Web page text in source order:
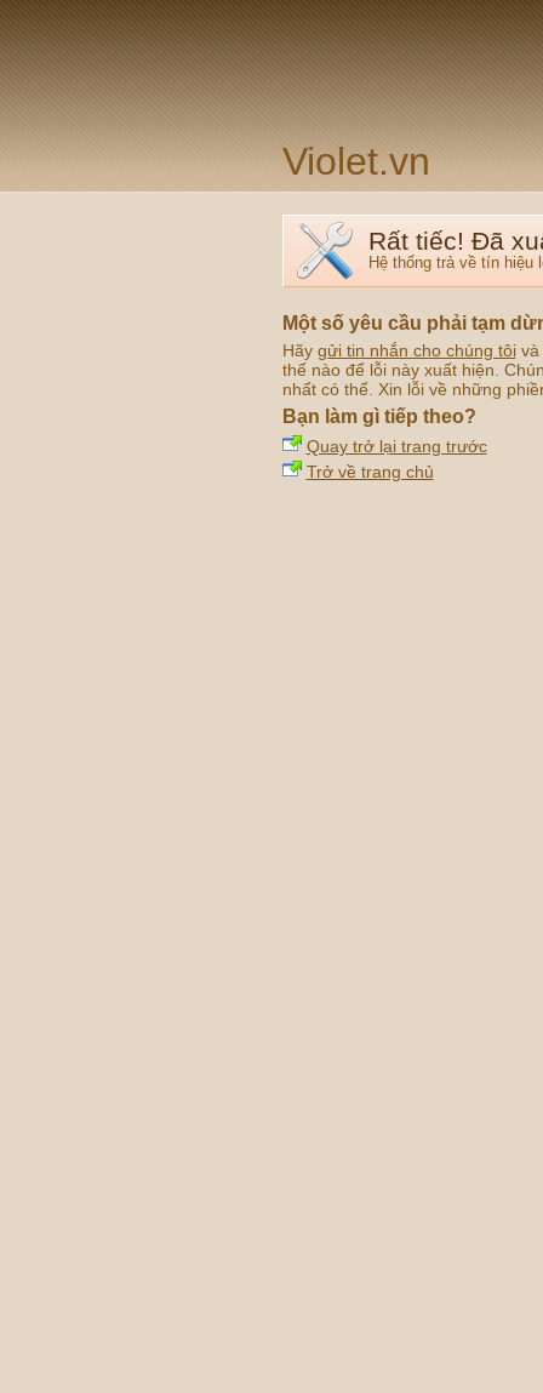
Violet.vn
Rất tiếc! Đã
Hệ thống trả về tín hiệu
Một số yêu cầu phải tạm
Hãy gửi tin nhắn cho chúng tôivà
thế nào để lỗi này xuất hiện.
nhất có thể. Xin lỗi về những
Bạn làm gì tiếp theo?
Quay trở lại trang trước
Trở về trang chủ